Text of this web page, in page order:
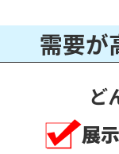
需要が
ど
展